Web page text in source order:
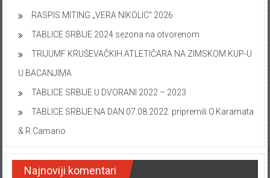
RASPIS MITING „VERA NIKOLIC“ 2026
TABLICE SRBIJE 2024 sezona na otvorenom
TRIJUMF KRUŠEVAČKIH ATLETIČARA NA ZIMSKOM KUP-U
U BACANJIMA
TABLICE SRBIJE U DVORANI 2022 – 2023
TABLICE SRBIJE NA DAN 07.08.2022. pripremili O.Karamata
& R.Camano
Najnoviji komentari